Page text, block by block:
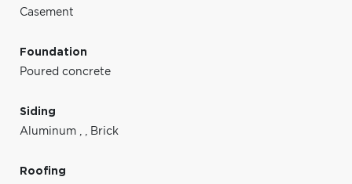
Casement
Foundation
Poured concrete
Siding
Aluminum , , Brick
Roofing